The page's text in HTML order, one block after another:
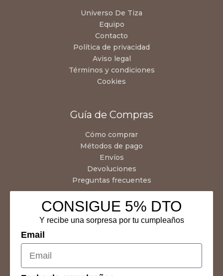
Universo De Tiza
Equipo
Contacto
Política de privacidad
Aviso legal
Términos y condiciones
Cookies
Guía de Compras
Cómo comprar
Métodos de pago
Envíos
Devoluciones
Preguntas frecuentes
CONSIGUE 5% DTO
Y recibe una sorpresa por tu cumpleaños
Email